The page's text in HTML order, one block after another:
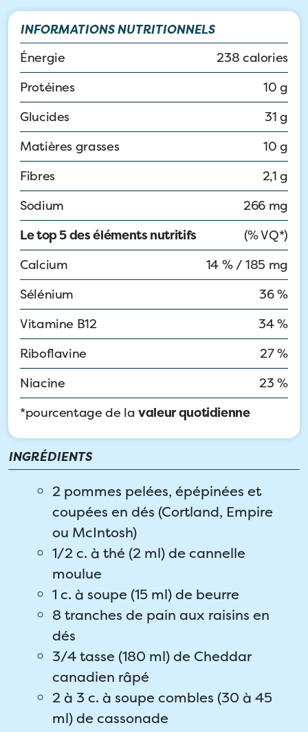
INFORMATIONS NUTRITIONNELS
Énergie
238 calories
Protéines
10 g
Glucides
31 g
Matières grasses
10 g
Fibres
2,1 g
Sodium
266 mg
Le top 5 des éléments nutritifs
(% VQ*)
Calcium
14 % / 185 mg
Sélénium
36 %
Vitamine B12
34 %
Riboflavine
27 %
Niacine
23 %
*pourcentage de lavaleur quotidienne
INGRÉDIENTS
2 pommes pelées, épépinées et
coupées en dés (Cortland, Empire
ou McIntosh)
1/2 c. à thé (2 ml) de cannelle
moulue
1 c. à soupe (15 ml) de beurre
8 tranches de pain aux raisins en
dés
3/4 tasse (180 ml) de Cheddar
canadien râpé
2 à 3 c. à soupe combles (30 à 45
ml) de cassonade